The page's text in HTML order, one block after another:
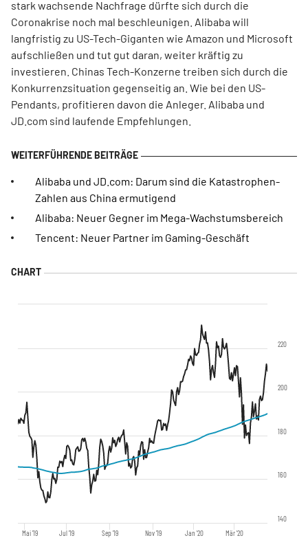
stark wachsende Nachfrage dürfte sich durch die
Coronakrise noch mal beschleunigen. Alibaba will
langfristig zu US-Tech-Giganten wie Amazon und Microsoft
aufschließen und tut gut daran, weiter kräftig zu
investieren. Chinas Tech-Konzerne treiben sich durch die
Konkurrenzsituation gegenseitig an. Wie bei den US-
Pendants, profitieren davon die Anleger. Alibaba und
JD.com sind laufende Empfehlungen.
Alibaba und JD.com: Darum sind die Katastrophen-
Zahlen aus China ermutigend
Alibaba: Neuer Gegner im Mega-Wachstumsbereich
Tencent: Neuer Partner im Gaming-Geschäft
Mai '19 Jul '19 Sep '19 Nov '19 Jan '20 Mär '20
140
160
180
200
220